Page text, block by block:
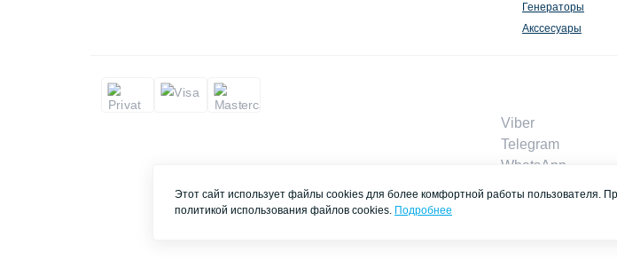
Генераторы
Акссесуары
Viber
Telegram
WhatsApp
Этот сайт использует файлы cookies для более комфортной работы пользователя.
политикой использования файлов cookies. Подробнее